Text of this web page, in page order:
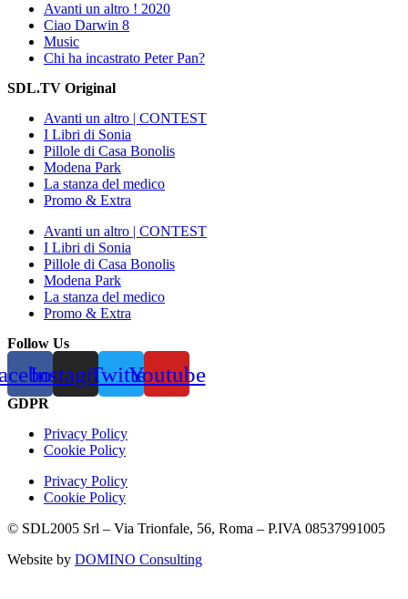
Avanti un altro ! 2020
Ciao Darwin 8
Music
Chi ha incastrato Peter Pan?
SDL.TV Original
Avanti un altro | CONTEST
I Libri di Sonia
Pillole di Casa Bonolis
Modena Park
La stanza del medico
Promo & Extra
Avanti un altro | CONTEST
I Libri di Sonia
Pillole di Casa Bonolis
Modena Park
La stanza del medico
Promo & Extra
Follow Us
InstagramTwitterYoutube
GDPR
Privacy Policy
Cookie Policy
Privacy Policy
Cookie Policy
© SDL2005 Srl – Via Trionfale, 56, Roma – P.IVA 08537991005
Website by DOMINO Consulting